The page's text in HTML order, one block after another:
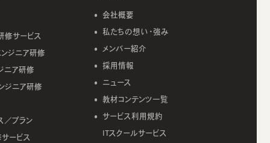
修サービス
ンジニア研修
ニア研修
ジニア研修
／プラン
ービス
会社概要
私たちの想い・強み
メンバー紹介
採用情報
ニュース
教材コンテンツ一覧
サービス利用規約
ITスクールサービス